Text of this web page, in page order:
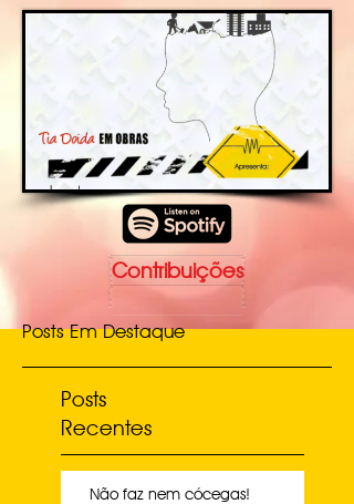
Contribuições
Posts Em Destaque
Posts
Recentes
Não faz nem cócegas!